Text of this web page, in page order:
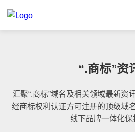
“.商标”资
汇聚“.商标”域名及相关领域最新资
经商标权利认证方可注册的顶级域
线下品牌一体化保